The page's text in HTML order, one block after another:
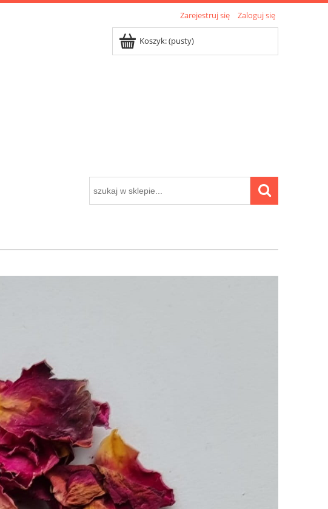
Zarejestruj się Zaloguj się
Koszyk:(pusty)